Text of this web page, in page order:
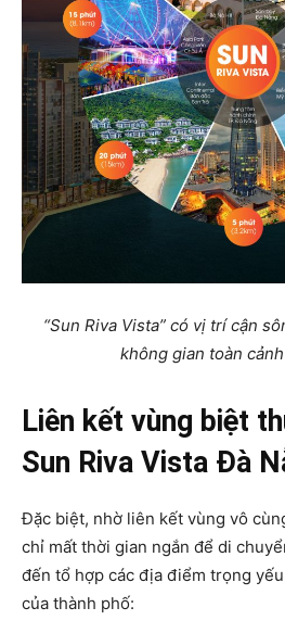
“Sun Riva Vista” có vị trí cận
không gian toàn
Liên kết vùng biệt
Sun Riva Vista Đà
Đặc biệt, nhờ liên kết vùng vô
chỉ mất thời gian ngắn để di
đến tổ hợp các địa điểm trọng
của thành phố: